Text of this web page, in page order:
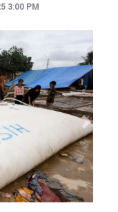
3:00 PM
Next